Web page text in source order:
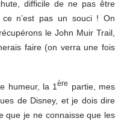
difficile de ne pas être
n’est pas un souci ! On
le John Muir Trail,
faire (on verra une fois
humeur, la 1ère
partie, mes
de Disney, et je dois dire
que je ne connaisse que les